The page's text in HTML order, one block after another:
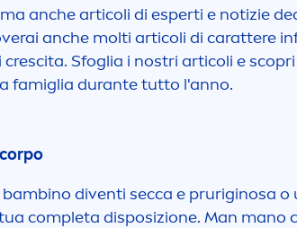
anche articoli di esperti e notizie
anche molti articoli di carattere
Sfoglia i nostri articoli e
famiglia durante tutto l'anno.
diventi secca e pruriginosa
completa disposizione. Man mano